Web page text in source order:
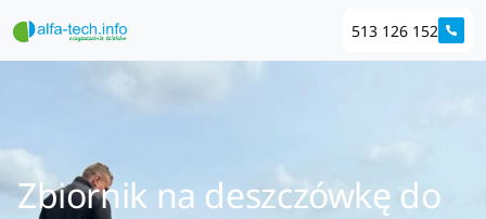
513 126 152
Zbiornik na deszczówkę do